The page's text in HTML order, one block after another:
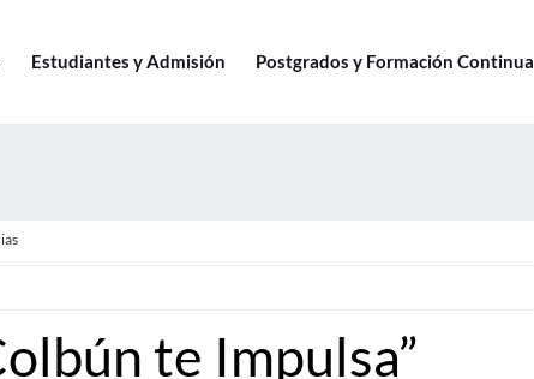
Estudiantes y Admisión Postgrados y Formación Continua
te Impulsa”